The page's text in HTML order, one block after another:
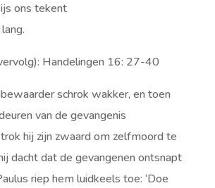
ons tekent
Handelingen 16: 27-40
schrok wakker, en toen
van de gevangenis
hij zijn zwaard om zelfmoord te
dacht dat de gevangenen ontsnapt
riep hem luidkeels toe: ‘Doe